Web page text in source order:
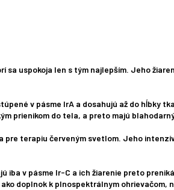
sa uspokoja len s tým najlepším. Jeho
v pásme IrA a dosahujú až do hĺbky
prienikom do tela, a preto majú
terapiu červeným svetlom. Jeho
v pásme Ir-C a ich žiarenie preto
doplnok k plnospektrálnym ohrievačom,